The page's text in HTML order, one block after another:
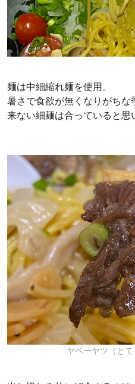
麺は中細縮れ麺を使用。
暑さで食欲が無くなりがちな
来ない細麺は合っていると思
ヤベーヤツ（とて